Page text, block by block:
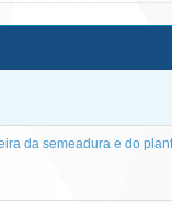
da semeadura e do